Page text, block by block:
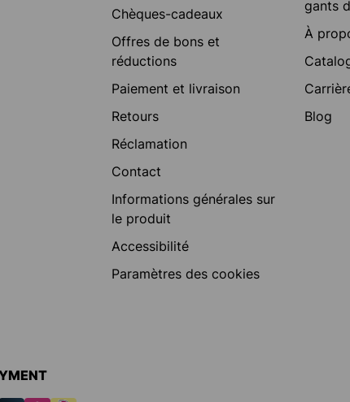
Chèques-cadeaux
Offres de bons et
réductions
Paiement et livraison
Retours
Réclamation
Contact
Informations générales sur
le produit
Accessibilité
Paramètres des cookies
gants
À
Blog